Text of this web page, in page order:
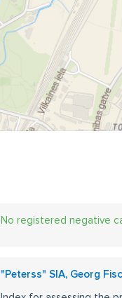
No registered negative
"Peterss" SIA, Georg